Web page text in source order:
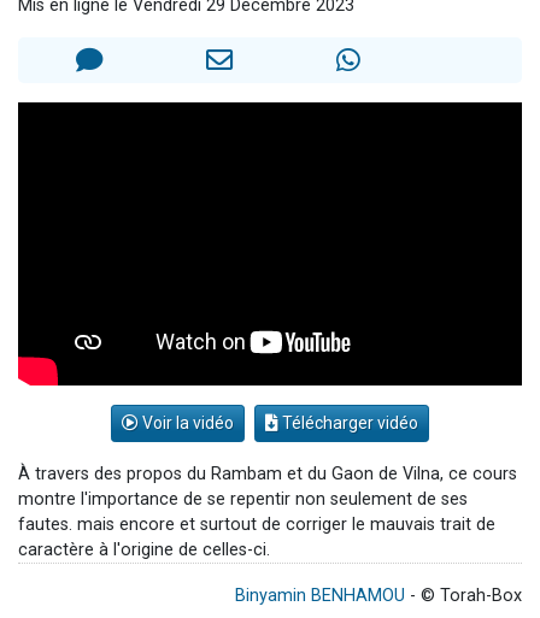
Mis en ligne le Vendredi 29 Décembre 2023
Voir la vidéo Télécharger vidéo
À travers des propos du Rambam et du Gaon de Vilna, ce cours
montre l'importance de se repentir non seulement de ses
fautes. mais encore et surtout de corriger le mauvais trait de
caractère à l'origine de celles-ci.
Binyamin BENHAMOU - © Torah-Box